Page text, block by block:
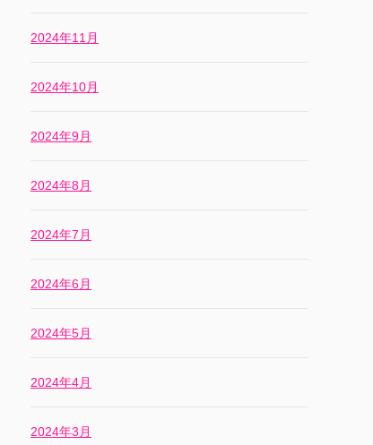
2024年11月
2024年10月
2024年9月
2024年8月
2024年7月
2024年6月
2024年5月
2024年4月
2024年3月